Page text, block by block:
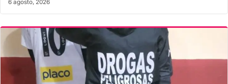
6 agosto, 2026